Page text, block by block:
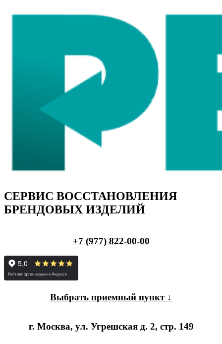
СЕРВИС ВОССТАНОВЛЕНИЯ
БРЕНДОВЫХ ИЗДЕЛИЙ
+7 (977) 822-00-00
Выбрать приемный пункт ↓
г. Москва, ул. Угрешская д. 2, стр. 149